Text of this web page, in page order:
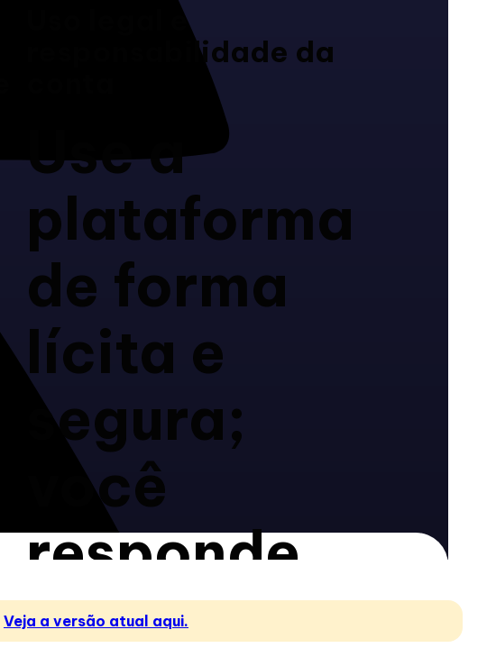
Uso legal e
responsabilidade da
Use a
plataforma
de forma
lícita e
segura;
você
responde
pela sua
Veja a versão atual aqui.